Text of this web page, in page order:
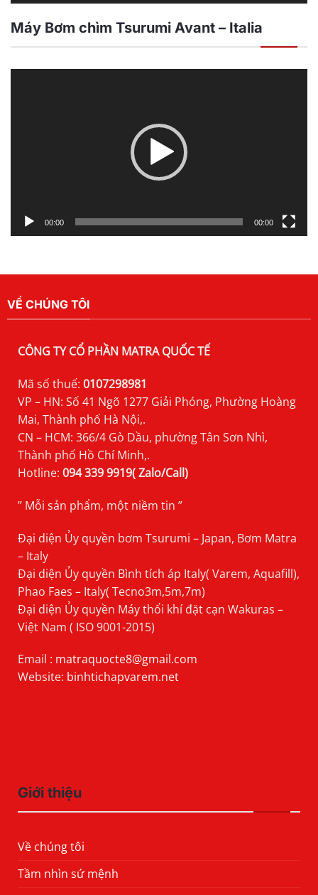
Máy Bơm chìm Tsurumi Avant – Italia
00:00 00:00
VỀ CHÚNG TÔI
CÔNG TY CỔ PHẦN MATRA QUỐC TẾ
Mã số thuế: 0107298981
VP – HN: Số 41 Ngõ 1277 Giải Phóng, Phường Hoàng
Mai, Thành phố Hà Nội,.
CN – HCM: 366/4 Gò Dầu, phường Tân Sơn Nhì,
Thành phố Hồ Chí Minh,.
Hotline: 094 339 9919( Zalo/Call)
” Mỗi sản phẩm, một niềm tin ”
Đại diện Ủy quyền bơm Tsurumi – Japan, Bơm Matra
– Italy
Đại diện Ủy quyền Bình tích áp Italy( Varem, Aquafill),
Phao Faes – Italy( Tecno3m,5m,7m)
Đại diện Ủy quyền Máy thổi khí đặt cạn Wakuras –
Việt Nam ( ISO 9001-2015)
Email : matraquocte8@gmail.com
Website: binhtichapvarem.net
Giới thiệu
Về chúng tôi
Tầm nhìn sứ mệnh